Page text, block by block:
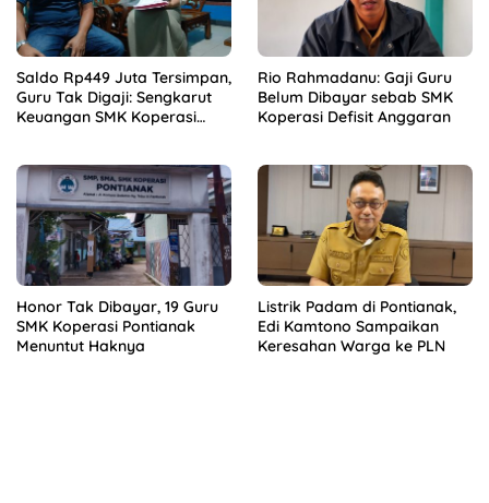
Saldo Rp449 Juta Tersimpan,
Guru Tak Digaji: Sengkarut
Keuangan SMK Koperasi
Rio Rahmadanu: Gaji Guru
Belum Dibayar sebab SMK
Koperasi Defisit Anggaran
Honor Tak Dibayar, 19 Guru
SMK Koperasi Pontianak
Menuntut Haknya
Listrik Padam di Pontianak,
Edi Kamtono Sampaikan
Keresahan Warga ke PLN